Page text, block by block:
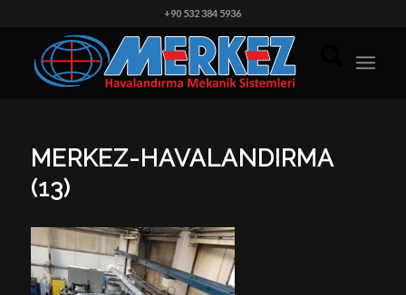
+90 532 384 5936
MERKEZ-HAVALANDIRMA
(13)